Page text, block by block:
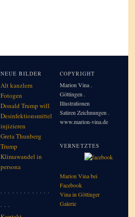
NEUE BILDER
Alt kanzlern
Fotogen
Donald Trump will
Desinfektionsmittel
injizieren
Greta Thunberg
Trump
Klimawandel in
per­so­na
. . . . . . . . . . . . .
. . .
COPYRIGHT
Marion Vina .
Göttingen .
Illustrationen
Satiren Zeichnungen .
www.marion-vina.de
VERNETZTES
Marion Vina bei
Facebook
Vina in Göttinger
Galerie